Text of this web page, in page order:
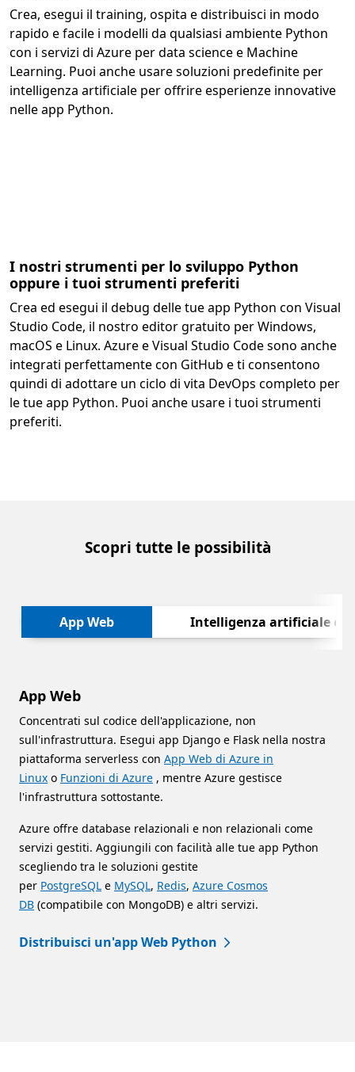
Crea, esegui il training, ospita e distribuisci in modo
rapido e facile i modelli da qualsiasi ambiente Python
con i servizi di Azure per data science e Machine
Learning. Puoi anche usare soluzioni predefinite per
intelligenza artificiale per offrire esperienze innovative
nelle app Python.
I nostri strumenti per lo sviluppo Python
oppure i tuoi strumenti preferiti
Crea ed esegui il debug delle tue app Python con Visual
Studio Code, il nostro editor gratuito per Windows,
macOS e Linux. Azure e Visual Studio Code sono anche
integrati perfettamente con GitHub e ti consentono
quindi di adottare un ciclo di vita DevOps completo per
le tue app Python. Puoi anche usare i tuoi strumenti
preferiti.
Scopri tutte le possibilità
App Web Intelligenza artificiale e
Avanti
App Web
Concentrati sul codice dell'applicazione, non
sull'infrastruttura. Esegui app Django e Flask nella nostra
piattaforma serverless con App Web di Azure in
Linux o Funzioni di Azure , mentre Azure gestisce
l'infrastruttura sottostante.
Azure offre database relazionali e non relazionali come
servizi gestiti. Aggiungili con facilità alle tue app Python
scegliendo tra le soluzioni gestite
per PostgreSQL e MySQL, Redis, Azure Cosmos
DB (compatibile con MongoDB) e altri servizi.
Distribuisci un'app Web Python